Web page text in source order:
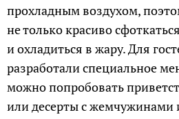
прохладным воздухом,
не только красиво
и охладиться в жару. Для
разработали специальное
можно попробовать
или десерты с